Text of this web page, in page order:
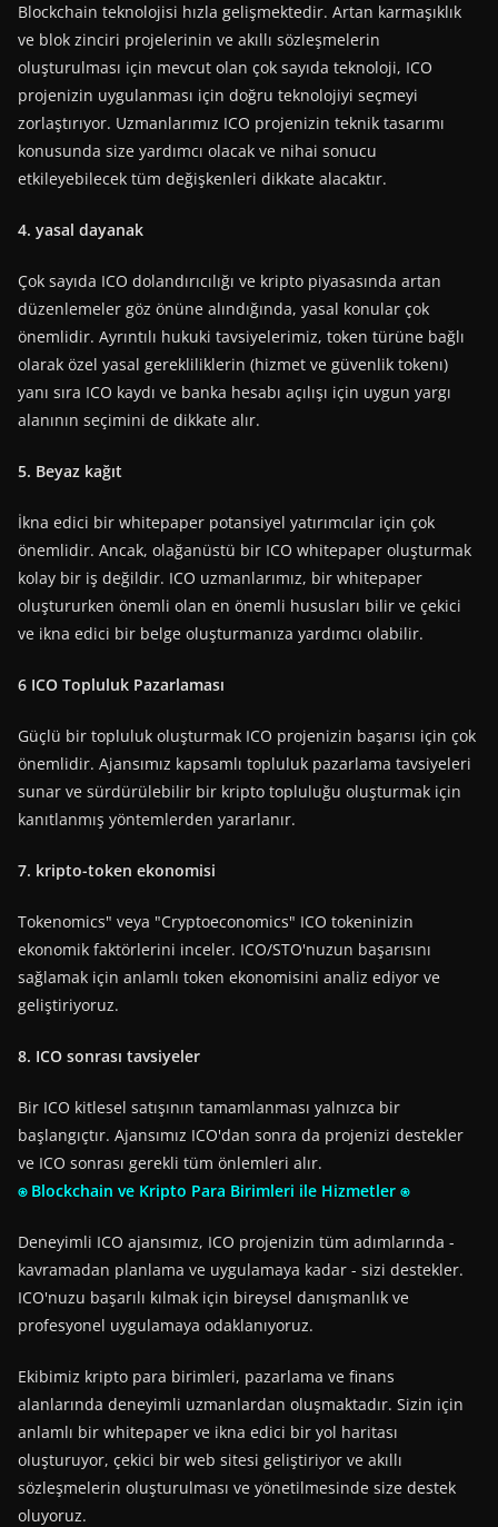
Blockchain teknolojisi hızla gelişmektedir. Artan karmaşıklık
ve blok zinciri projelerinin ve akıllı sözleşmelerin
oluşturulması için mevcut olan çok sayıda teknoloji, ICO
projenizin uygulanması için doğru teknolojiyi seçmeyi
zorlaştırıyor. Uzmanlarımız ICO projenizin teknik tasarımı
konusunda size yardımcı olacak ve nihai sonucu
etkileyebilecek tüm değişkenleri dikkate alacaktır.
4. yasal dayanak
Çok sayıda ICO dolandırıcılığı ve kripto piyasasında artan
düzenlemeler göz önüne alındığında, yasal konular çok
önemlidir. Ayrıntılı hukuki tavsiyelerimiz, token türüne bağlı
olarak özel yasal gerekliliklerin (hizmet ve güvenlik tokenı)
yanı sıra ICO kaydı ve banka hesabı açılışı için uygun yargı
alanının seçimini de dikkate alır.
5. Beyaz kağıt
İkna edici bir whitepaper potansiyel yatırımcılar için çok
önemlidir. Ancak, olağanüstü bir ICO whitepaper oluşturmak
kolay bir iş değildir. ICO uzmanlarımız, bir whitepaper
oluştururken önemli olan en önemli hususları bilir ve çekici
ve ikna edici bir belge oluşturmanıza yardımcı olabilir.
6 ICO Topluluk Pazarlaması
Güçlü bir topluluk oluşturmak ICO projenizin başarısı için çok
önemlidir. Ajansımız kapsamlı topluluk pazarlama tavsiyeleri
sunar ve sürdürülebilir bir kripto topluluğu oluşturmak için
kanıtlanmış yöntemlerden yararlanır.
7. kri̇pto-token ekonomi̇si̇
Tokenomics" veya "Cryptoeconomics" ICO tokeninizin
ekonomik faktörlerini inceler. ICO/STO'nuzun başarısını
sağlamak için anlamlı token ekonomisini analiz ediyor ve
geliştiriyoruz.
8. ICO sonrası tavsiyeler
Bir ICO kitlesel satışının tamamlanması yalnızca bir
başlangıçtır. Ajansımız ICO'dan sonra da projenizi destekler
ve ICO sonrası gerekli tüm önlemleri alır.
⍟ Blockchain ve Kripto Para Birimleri ile Hizmetler ⍟
Deneyimli ICO ajansımız, ICO projenizin tüm adımlarında -
kavramadan planlama ve uygulamaya kadar - sizi destekler.
ICO'nuzu başarılı kılmak için bireysel danışmanlık ve
profesyonel uygulamaya odaklanıyoruz.
Ekibimiz kripto para birimleri, pazarlama ve finans
alanlarında deneyimli uzmanlardan oluşmaktadır. Sizin için
anlamlı bir whitepaper ve ikna edici bir yol haritası
oluşturuyor, çekici bir web sitesi geliştiriyor ve akıllı
sözleşmelerin oluşturulması ve yönetilmesinde size destek
oluyoruz.